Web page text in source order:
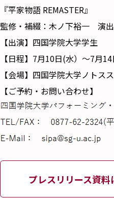
『平家物語 REMASTER』
監修・補綴：木ノ下裕一 演
【出演】四国学院大学学生
【日程】7月10日(水）～7月
【会場】四国学院大学ノトス
【ご予約・お問い合わせ】
プレスリリース資料